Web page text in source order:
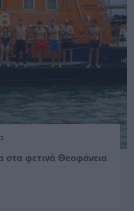
στα φετινά Θεοφάνεια